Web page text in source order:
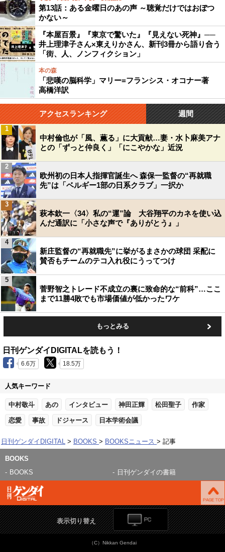
第13話：ある金曜日のあの声 ～聴覚だけではおぼつ
かない～
『本屋百景』『東京で驚いた』『見えない死神』──
井上理津子さん×東えりかさん、新刊3冊から語り合う
「街、人、ノンフィクション」
本の森
「悲嘆の脳科学」マリー=フランシス・オコナー著
高橋洋訳
アクセスランキング 週間
中村倫也が「風、薫る」に大貢献…妻・水卜麻美アナ
との「ずっと仲良く」「にこやかな」近況
1
欧州初の日本人指揮官誕生へ 森保一監督の“再就職
先”は「ベルギー1部の日系クラブ」一択か
2
萩本欽一〈34〉私の“運”論 大谷翔平のカネを使い込
んだ通訳に「小さな声で『ありがとう』」
3
新庄監督の“再就職先”に挙がるまさかの球団 采配に
賛否もチームのテコ入れ役にうってつけ
4
菅野智之トレード不成立の裏に致命的な“前科”…ここ
まで11勝4敗でも市場価値が低かったワケ
5
もっとみる
日刊ゲンダイDIGITALを読もう！
6.6万 18.5万
人気キーワード
中村敬斗 あの インタビュー 神田正輝 松田聖子 作家
恋愛 事故 ドジャース 日本学術会議
日刊ゲンダイDIGITAL BOOKS BOOKSニュース 記事
BOOKS
BOOKS
日刊ゲンダイの書籍
表示切り替え
（C）Nikkan Gendai